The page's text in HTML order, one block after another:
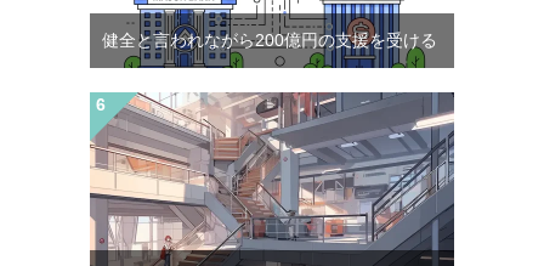
健全と言われながら200億円の支援を受ける